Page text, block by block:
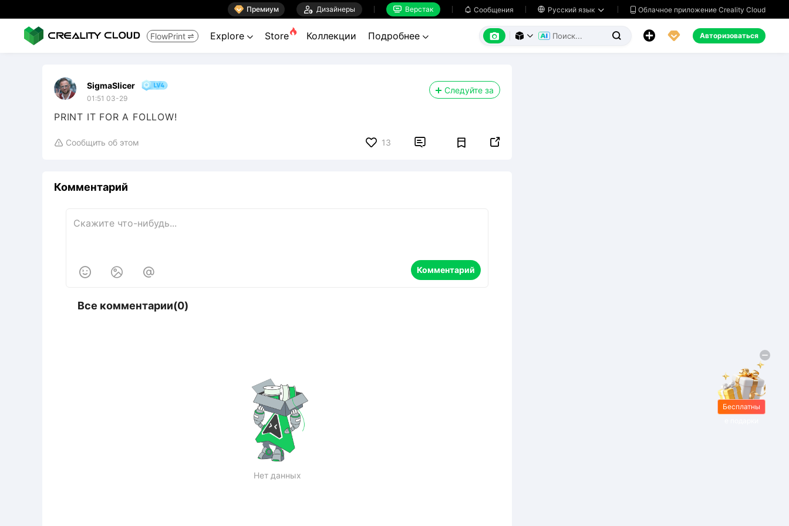
 Премиум  Дизайнеры  Верстак  Сообщения  Русский язык   Облачное приложение Creality Cloud
FlowPrint  Explore  Store Коллекции Подробнее        Авторизоваться
SigmaSlicer
01:51 03-29
Следуйте за
PRINT IT FOR A FOLLOW!
 Сообщить об этом 13  
Комментарий
   Комментарий
Все комментарии(0)
Нет данных
Бесплатны